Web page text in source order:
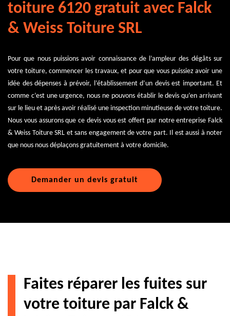
toiture 6120 gratuit avec Falck
& Weiss Toiture SRL
Pour que nous puissions avoir connaissance de l’ampleur des dégâts sur
votre toiture, commencer les travaux, et pour que vous puissiez avoir une
idée des dépenses à prévoir, l’établissement d’un devis est important. Et
comme c’est une urgence, nous ne pouvons établir le devis qu’en arrivant
sur le lieu et après avoir réalisé une inspection minutieuse de votre toiture.
Nous vous assurons que ce devis vous est offert par notre entreprise Falck
& Weiss Toiture SRL et sans engagement de votre part. Il est aussi à noter
que nous nous déplaçons gratuitement à votre domicile.
Demander un devis gratuit
Faites réparer les fuites sur
votre toiture par Falck &